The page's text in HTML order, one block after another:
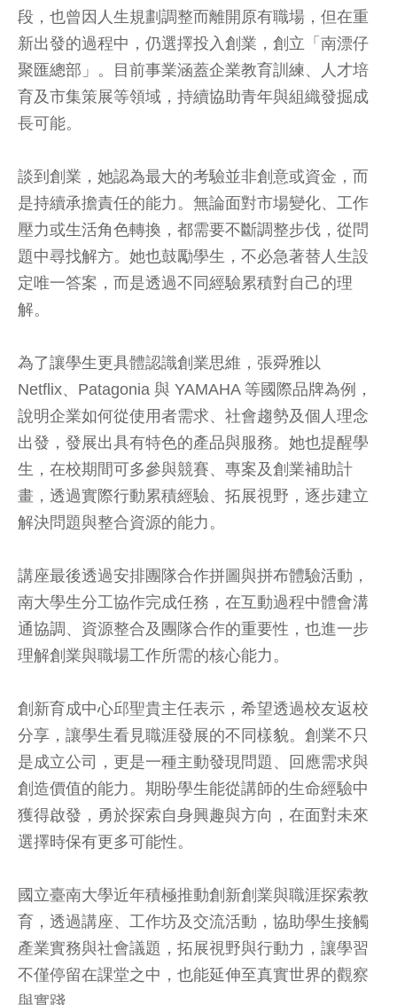
段，也曾因人生規劃調整而離開原有職場，但在重
新出發的過程中，仍選擇投入創業，創立「南漂仔
聚匯總部」。目前事業涵蓋企業教育訓練、人才培
育及市集策展等領域，持續協助青年與組織發掘成
長可能。
談到創業，她認為最大的考驗並非創意或資金，而
是持續承擔責任的能力。無論面對市場變化、工作
壓力或生活角色轉換，都需要不斷調整步伐，從問
題中尋找解方。她也鼓勵學生，不必急著替人生設
定唯一答案，而是透過不同經驗累積對自己的理
解。
為了讓學生更具體認識創業思維，張舜雅以
Netflix、Patagonia 與 YAMAHA 等國際品牌為例，
說明企業如何從使用者需求、社會趨勢及個人理念
出發，發展出具有特色的產品與服務。她也提醒學
生，在校期間可多參與競賽、專案及創業補助計
畫，透過實際行動累積經驗、拓展視野，逐步建立
解決問題與整合資源的能力。
講座最後透過安排團隊合作拼圖與拼布體驗活動，
南大學生分工協作完成任務，在互動過程中體會溝
通協調、資源整合及團隊合作的重要性，也進一步
理解創業與職場工作所需的核心能力。
創新育成中心邱聖貴主任表示，希望透過校友返校
分享，讓學生看見職涯發展的不同樣貌。創業不只
是成立公司，更是一種主動發現問題、回應需求與
創造價值的能力。期盼學生能從講師的生命經驗中
獲得啟發，勇於探索自身興趣與方向，在面對未來
選擇時保有更多可能性。
國立臺南大學近年積極推動創新創業與職涯探索教
育，透過講座、工作坊及交流活動，協助學生接觸
產業實務與社會議題，拓展視野與行動力，讓學習
不僅停留在課堂之中，也能延伸至真實世界的觀察
與實踐。